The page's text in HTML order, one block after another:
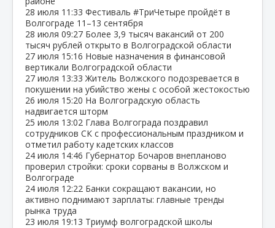
28 июля 11:33 Фестиваль #ТриЧетыре пройдёт в
Волгограде 11–13 сентября
28 июля 09:27 Более 3,9 тысяч вакансий от 200
тысяч рублей открыто в Волгоградской области
27 июля 15:16 Новые назначения в финансовой
вертикали Волгоградской области
27 июля 13:33 Житель Волжского подозревается в
покушении на убийство жены с особой жестокостью
26 июля 15:20 На Волгоградскую область
надвигается шторм
25 июля 13:02 Глава Волгограда поздравил
сотрудников СК с профессиональным праздником и
отметил работу кадетских классов
24 июля 14:46 Губернатор Бочаров внепланово
проверил стройки: сроки сорваны в Волжском и
Волгограде
24 июля 12:22 Банки сокращают вакансии, но
активно поднимают зарплаты: главные тренды
рынка труда
23 июля 19:13 Триумф волгоградской школы